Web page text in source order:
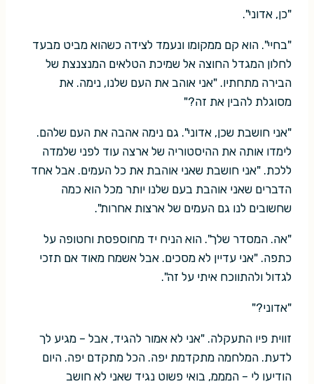
"כן, אדוני".
"בחיי". הוא קם ממקומו ונעמד לצידה כשהוא מביט מבעד
לחלון המגדל החוצה אל שמיכת הטלאים המנצנצת של
הבירה מתחתיו. "אני אוהב את העם שלנו, נימה. את
מסוגלת להבין את זה?"
"אני חושבת שכן, אדוני". גם נימה אהבה את העם שלהם.
לימדו אותה את ההיסטוריה של ארצה עוד לפני שלמדה
ללכת. "אני חושבת שאני אוהבת את כל העמים. אבל אחד
הדברים שאני אוהבת בעם שלנו יותר מכל הוא כמה
שחשובים לנו גם העמים של ארצות אחרות".
"אה. המסדר שלך". הוא הניח יד מחוספסת וחטופה על
כתפה. "אני עדיין לא מסכים. אבל אשמח מאוד אם תזכי
לגדול ולהתווכח איתי על זה".
"אדוני?"
זווית פיו התעקלה. "אני לא אמור להגיד, אבל – מגיע לך
לדעת. המלחמה מתקדמת יפה. הכל מתקדם יפה. היום
הודיעו לי – המממ, בואי פשוט נגיד שאני לא חושב